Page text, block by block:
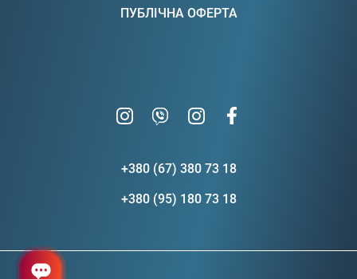
ПУБЛІЧНА ОФЕРТА
+380 (67) 380 73 18
+380 (95) 180 73 18